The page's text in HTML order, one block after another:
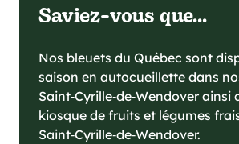
Saviez-vous que...
Nos bleuets du Québec sont
saison en autocueillette dans
Saint‑Cyrille‑de‑Wendover ainsi
kiosque de fruits et légumes
Saint‑Cyrille‑de‑Wendover.